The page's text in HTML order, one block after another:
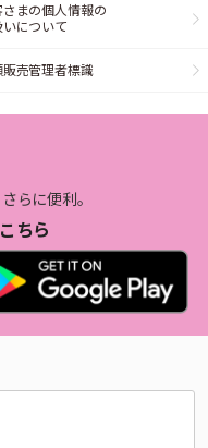
さまの個人情報の
いについて
販売管理者標識
らに便利。
ちら